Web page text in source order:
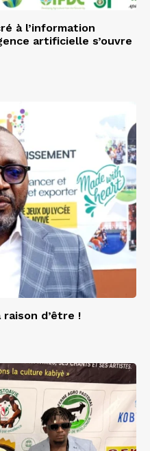
à l’information
artificielle s’ouvre
raison d’être !